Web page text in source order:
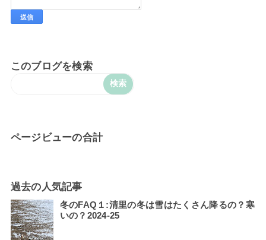
このブログを検索
ページビューの合計
過去の人気記事
冬のFAQ１:清里の冬は雪はたくさん降るの？寒
いの？2024-25